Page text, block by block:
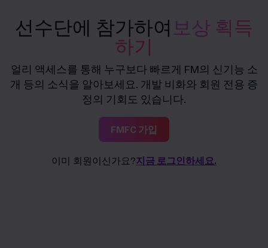
선수단에 참가하여 보상 획득
하기
얼리 액세스를 통해 누구보다 빠르게 FM의 신기능 소
개 등의 소식을 알아보세요. 개발 비화와 회원 전용 증
정의 기회도 있습니다.
FMFC 가입
이미 회원이신가요?지금 로그인하세요.